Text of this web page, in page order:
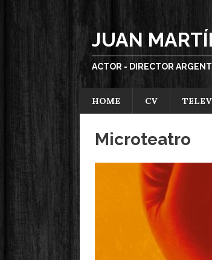
JUAN
ACTOR - DIRECTOR
HOME CV
Microteatro